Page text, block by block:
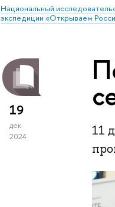
Национальный
экспедиции «Открываем
19
дек
2024
11